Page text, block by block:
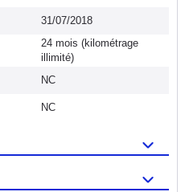
31/07/2018
24 mois (kilométrage
illimité)
NC
NC